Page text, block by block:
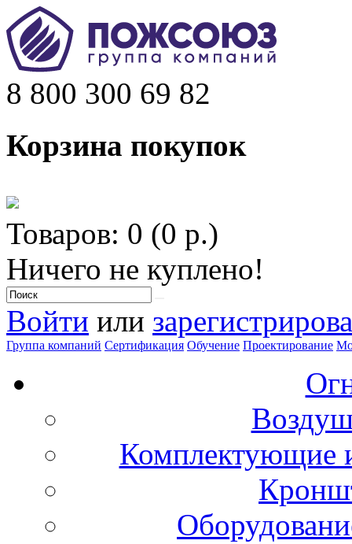
8 800 300 69 82
Корзина покупок
Товаров: 0 (0 р.)
Ничего не куплено!
Войти или
Группа компаний Сертификация Обучение Проектирование
Комплектующие